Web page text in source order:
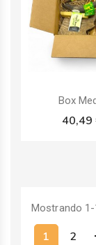
Box
40,49
Mostrando
1 2